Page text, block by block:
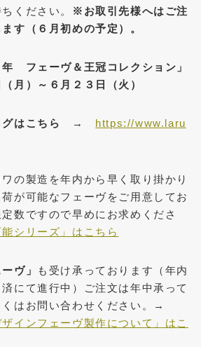
ください。
※お取引先様へはご注
す（６月初めの予定）。
フェーヴ＆王冠コレクション」
月）～６月２３日（火）
はこちら → https://www.laru
の製造を年内から早く取り掛かり
が可能なフェーヴをご用意してお
数ですので早めにお求めくださ
能シリーズ」はこちら
ヴ」
も受け承っております（年内
にて進行中）ご注文は年中承って
くはお問い合わせください。→
ザインフェーヴ製作について」はこ